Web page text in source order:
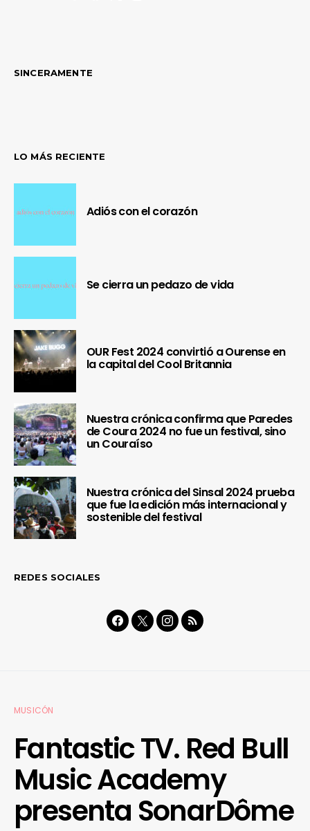
SINCERAMENTE
LO MÁS RECIENTE
Adiós con el corazón
Se cierra un pedazo de vida
OUR Fest 2024 convirtió a Ourense en
la capital del Cool Britannia
Nuestra crónica confirma que Paredes
de Coura 2024 no fue un festival, sino
un Couraíso
Nuestra crónica del Sinsal 2024 prueba
que fue la edición más internacional y
sostenible del festival
REDES SOCIALES
MUSICÓN
Fantastic TV. Red Bull
Music Academy
presenta SonarDôme